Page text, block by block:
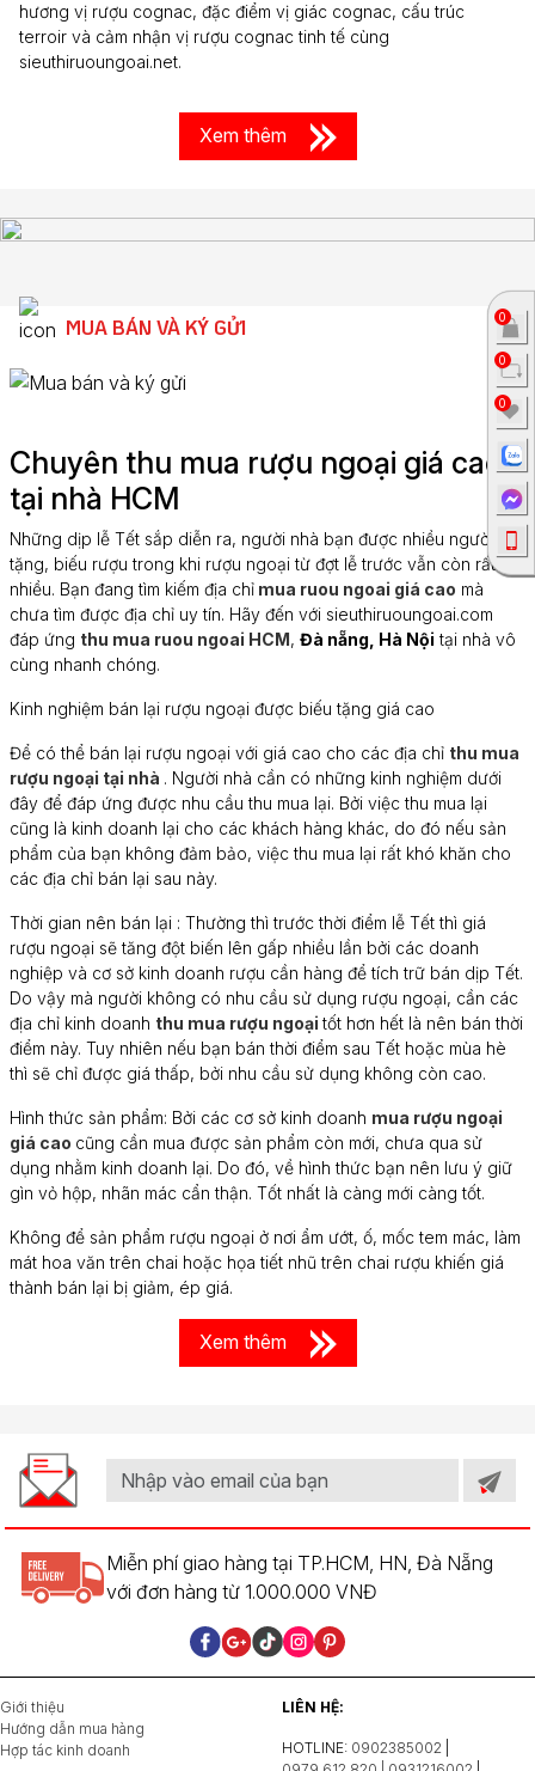
hương vị rượu cognac, đặc điểm vị giác cognac, cấu trúc
terroir và cảm nhận vị rượu cognac tinh tế cùng
sieuthiruoungoai.net.
Xem thêm
MUA BÁN VÀ KÝ GỬI
Chuyên thu mua rượu ngoại giá cao
tại nhà HCM
Những dịp lễ Tết sắp diễn ra, người nhà bạn được nhiều người
tặng, biếu rượu trong khi rượu ngoại từ đợt lễ trước vẫn còn rất
nhiều. Bạn đang tìm kiếm địa chỉ mua ruou ngoai giá cao mà
chưa tìm được địa chỉ uy tín. Hãy đến với sieuthiruoungoai.com
đáp ứng thu mua ruou ngoai HCM , Đà nẵng, Hà Nội tại nhà vô
cùng nhanh chóng.
Kinh nghiệm bán lại rượu ngoại được biếu tặng giá cao
Để có thể bán lại rượu ngoại với giá cao cho các địa chỉ thu mua
rượu ngoại tại nhà . Người nhà cần có những kinh nghiệm dưới
đây để đáp ứng được nhu cầu thu mua lại. Bởi việc thu mua lại
cũng là kinh doanh lại cho các khách hàng khác, do đó nếu sản
phẩm của bạn không đảm bảo, việc thu mua lại rất khó khăn cho
các địa chỉ bán lại sau này.
Thời gian nên bán lại : Thường thì trước thời điểm lễ Tết thì giá
rượu ngoại sẽ tăng đột biến lên gấp nhiều lần bởi các doanh
nghiệp và cơ sở kinh doanh rượu cần hàng để tích trữ bán dịp Tết.
Do vậy mà người không có nhu cầu sử dụng rượu ngoại, cần các
địa chỉ kinh doanh thu mua rượu ngoạitốt hơn hết là nên bán thời
điểm này. Tuy nhiên nếu bạn bán thời điểm sau Tết hoặc mùa hè
thì sẽ chỉ được giá thấp, bởi nhu cầu sử dụng không còn cao.
Hình thức sản phẩm: Bởi các cơ sở kinh doanh mua rượu ngoại
giá cao cũng cần mua được sản phẩm còn mới, chưa qua sử
dụng nhằm kinh doanh lại. Do đó, về hình thức bạn nên lưu ý giữ
gìn vỏ hộp, nhãn mác cẩn thận. Tốt nhất là càng mới càng tốt.
Không để sản phẩm rượu ngoại ở nơi ẩm ướt, ố, mốc tem mác, làm
mát hoa văn trên chai hoặc họa tiết nhũ trên chai rượu khiến giá
thành bán lại bị giảm, ép giá.
Xem thêm
Miễn phí giao hàng tại TP.HCM, HN, Đà Nẵng
với đơn hàng từ 1.000.000 VNĐ
Giới thiệu
Hướng dẫn mua hàng
Hợp tác kinh doanh
LIÊN HỆ:
HOTLINE: 0902385002
0
0
0